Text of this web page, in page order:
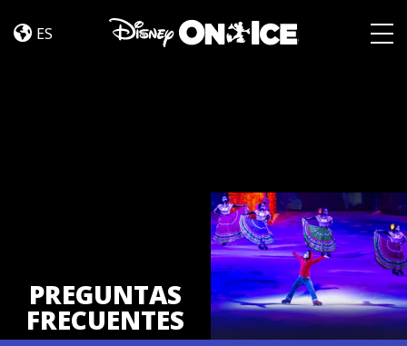
Frecuentes
ES
PREGUNTAS
FRECUENTES